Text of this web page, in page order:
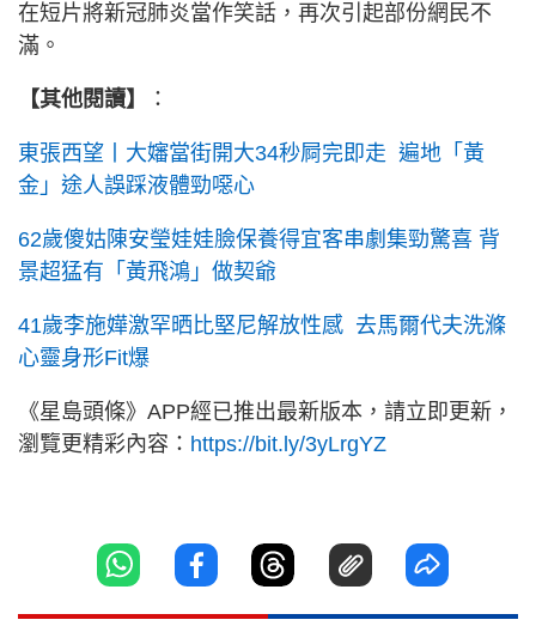
在短片將新冠肺炎當作笑話，再次引起部份網民不
滿。
【其他閱讀】 ：
東張西望丨大嬸當街開大34秒屙完即走 遍地「黃
金」途人誤踩液體勁噁心
62歲傻姑陳安瑩娃娃臉保養得宜客串劇集勁驚喜 背
景超猛有「黃飛鴻」做契爺
41歲李施嬅激罕晒比堅尼解放性感 去馬爾代夫洗滌
心靈身形Fit爆
《星島頭條》APP經已推出最新版本，請立即更新，
瀏覽更精彩內容： https://bit.ly/3yLrgYZ